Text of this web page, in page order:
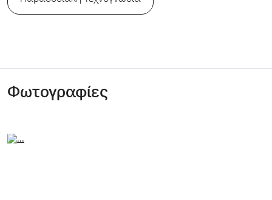
Φωτογραφίες